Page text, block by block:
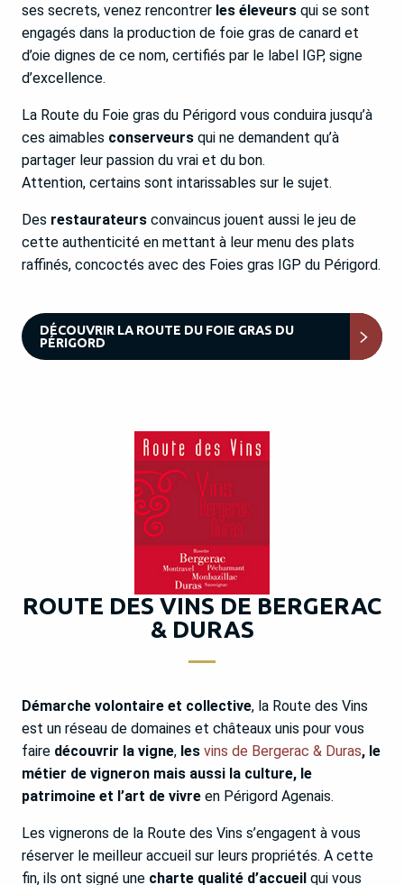
ses secrets, venez rencontrer les éleveurs qui se sont
engagés dans la production de foie gras de canard et
d’oie dignes de ce nom, certifiés par le label IGP, signe
d’excellence.
La Route du Foie gras du Périgord vous conduira jusqu’à
ces aimables conserveurs qui ne demandent qu’à
partager leur passion du vrai et du bon.
Attention, certains sont intarissables sur le sujet.
Des restaurateurs convaincus jouent aussi le jeu de
cette authenticité en mettant à leur menu des plats
raffinés, concoctés avec des Foies gras IGP du Périgord.
DÉCOUVRIR LA ROUTE DU FOIE GRAS DU
PÉRIGORD
ROUTE DES VINS DE BERGERAC
& DURAS
Démarche volontaire et collective, la Route des Vins
est un réseau de domaines et châteaux unis pour vous
faire découvrir la vigne, les vins de Bergerac & Duras, le
métier de vigneron mais aussi la culture, le
patrimoine et l’art de vivre en Périgord Agenais.
Les vignerons de la Route des Vins s’engagent à vous
réserver le meilleur accueil sur leurs propriétés. A cette
fin, ils ont signé une charte qualité d’accueil qui vous